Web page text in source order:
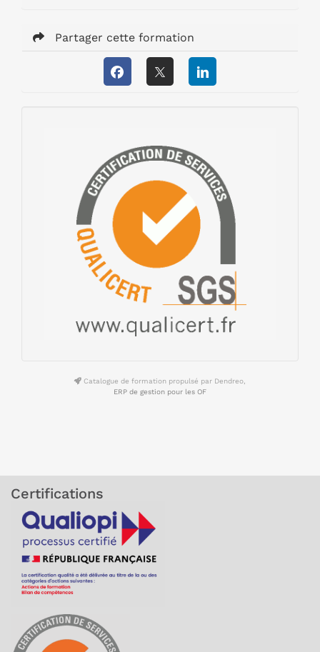
Partager cette formation
Catalogue de formation propulsé par Dendreo,
ERP de gestion pour les OF
Certifications